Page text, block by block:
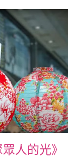
人的光》